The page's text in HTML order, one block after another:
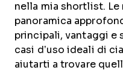
nella mia shortlist.
panoramica
principali, vantaggi e
casi d’uso ideali di
aiutarti a trovare